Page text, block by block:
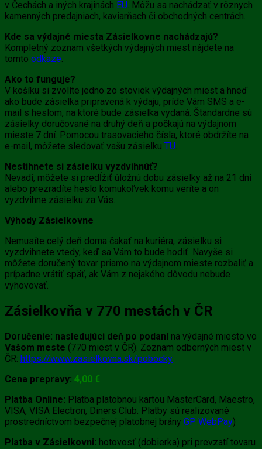
v Čechách a iných krajinách EU. Môžu sa nachádzať v rôznych
kamenných predajniach, kaviarňach či obchodných centrách.
Kde sa výdajné miesta Zásielkovne nachádzajú?
Kompletný zoznam všetkých výdajných miest nájdete na
tomto odkaze.
Ako to funguje?
V košíku si zvolíte jedno zo stoviek výdajných miest a hneď
ako bude zásielka pripravená k výdaju, príde Vám SMS a e-
mail s heslom, na ktoré bude zásielka vydaná. Štandardne sú
zásielky doručované na druhý deň a počkajú na výdajnom
mieste 7 dní. Pomocou trasovacieho čísla, ktoré obdržíte na
e-mail, môžete sledovať vašu zásielku TU.
Nestihnete si zásielku vyzdvihnúť?
Nevadí, môžete si predĺžiť úložnú dobu zásielky až na 21 dní
alebo prezradíte heslo komukoľvek komu veríte a on
vyzdvihne zásielku za Vás.
Výhody Zásielkovne
Nemusíte celý deň doma čakať na kuriéra, zásielku si
vyzdvihnete vtedy, keď sa Vám to bude hodiť. Navyše si
môžete doručený tovar priamo na výdajnom mieste rozbaliť a
prípadne vrátiť späť, ak Vám z nejakého dôvodu nebude
vyhovovať.
Zásielkovňa v 770 mestách v ČR
Doručenie: nasledujúci deň po podanína výdajné miesto vo
Vašom meste (770 miest v ČR). Zoznam odberných miest v
ČR: https://www.zasielkovna.sk/pobocky
Cena prepravy: 4,00 €
Platba Online: Platba platobnou kartou MasterCard, Maestro,
VISA, VISA Electron, Diners Club. Platby sú realizované
prostredníctvom bezpečnej platobnej brány GP WebPay)
Platba v Zásielkovni: hotovosť (dobierka) pri prevzatí tovaru